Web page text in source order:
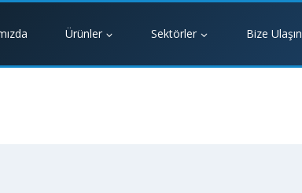
Ürünler Sektörler Bize Ulaşın